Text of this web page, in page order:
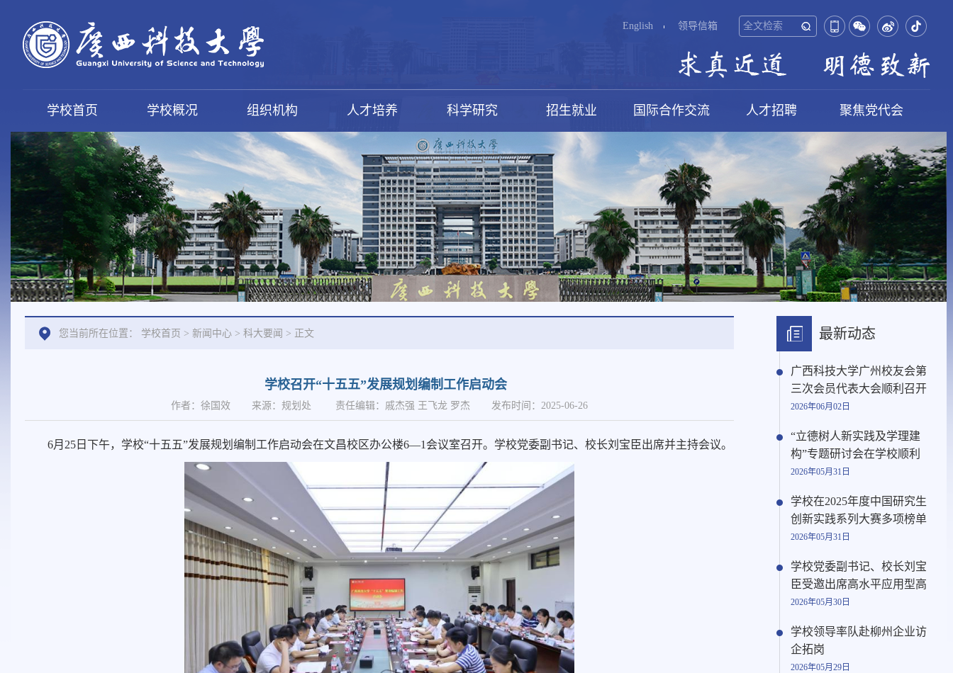
English 领导信箱
学校首页 学校概况 组织机构 人才培养 科学研究 招生就业 国际合作交流 人才招聘 聚焦党代会
您当前所在位置： 学校首页 > 新闻中心 > 科大要闻 > 正文
学校召开“十五五”发展规划编制工作启动会
作者：徐国效 来源：规划处 责任编辑：戚杰强 王飞龙 罗杰 发布时间：2025-06-26
6月25日下午，学校“十五五”发展规划编制工作启动会在文昌校区办公楼6—1会议室召开。学校党委副书记、校长刘宝臣出席并主持会议。
最新动态
广西科技大学广州校友会第
三次会员代表大会顺利召开
2026年06月02日
“立德树人新实践及学理建
构”专题研讨会在学校顺利
2026年05月31日
学校在2025年度中国研究生
创新实践系列大赛多项榜单
2026年05月31日
学校党委副书记、校长刘宝
臣受邀出席高水平应用型高
2026年05月30日
学校领导率队赴柳州企业访
企拓岗
2026年05月29日